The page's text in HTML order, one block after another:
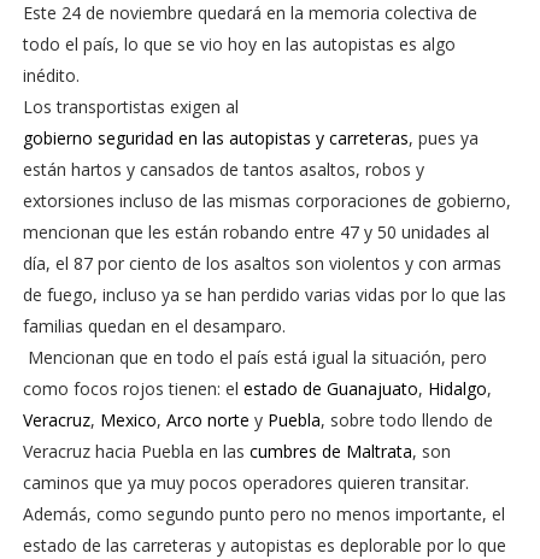
Este 24 de noviembre quedará en la memoria colectiva de
todo el país, lo que se vio hoy en las autopistas es algo
inédito.
Los transportistas exigen al
gobierno seguridad en las autopistas y carreteras, pues ya
están hartos y cansados de tantos asaltos, robos y
extorsiones incluso de las mismas corporaciones de gobierno,
mencionan que les están robando entre 47 y 50 unidades al
día, el 87 por ciento de los asaltos son violentos y con armas
de fuego, incluso ya se han perdido varias vidas por lo que las
familias quedan en el desamparo.
Mencionan que en todo el país está igual la situación, pero
como focos rojos tienen: el estado de Guanajuato, Hidalgo,
Veracruz, Mexico, Arco norte y Puebla, sobre todo llendo de
Veracruz hacia Puebla en las cumbres de Maltrata, son
caminos que ya muy pocos operadores quieren transitar.
Además, como segundo punto pero no menos importante, el
estado de las carreteras y autopistas es deplorable por lo que